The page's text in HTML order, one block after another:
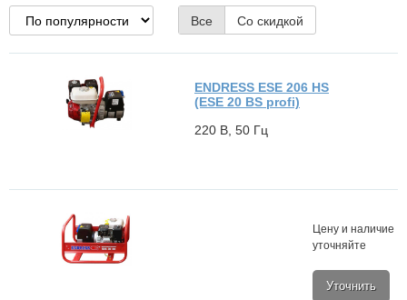
Все Со скидкой
ENDRESS ESE 206 HS
(ESE 20 BS profi)
220 В, 50 Гц
Цену и наличие
уточняйте
Уточнить